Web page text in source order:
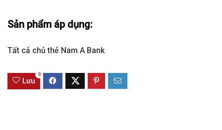
Sản phẩm áp dụng:
Tất cả chủ thẻ Nam A Bank
Lưu
0